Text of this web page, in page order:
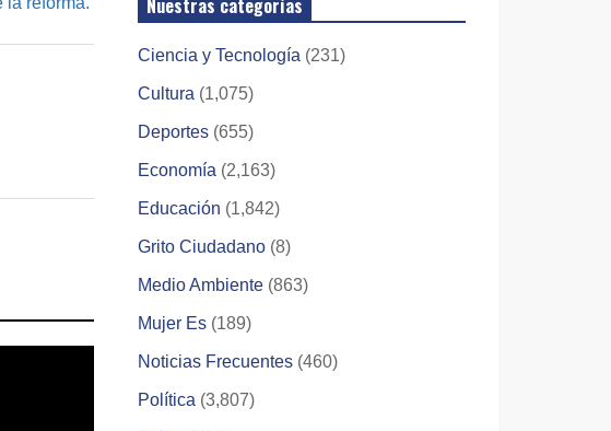
Ciencia y Tecnología (231)
Cultura (1,075)
Deportes (655)
Economía (2,163)
Educación (1,842)
Grito Ciudadano (8)
Medio Ambiente (863)
Mujer Es (189)
Noticias Frecuentes (460)
Política (3,807)